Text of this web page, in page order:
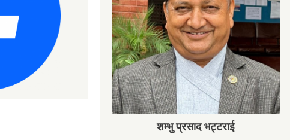
शम्भु प्रसाद भट्टराई